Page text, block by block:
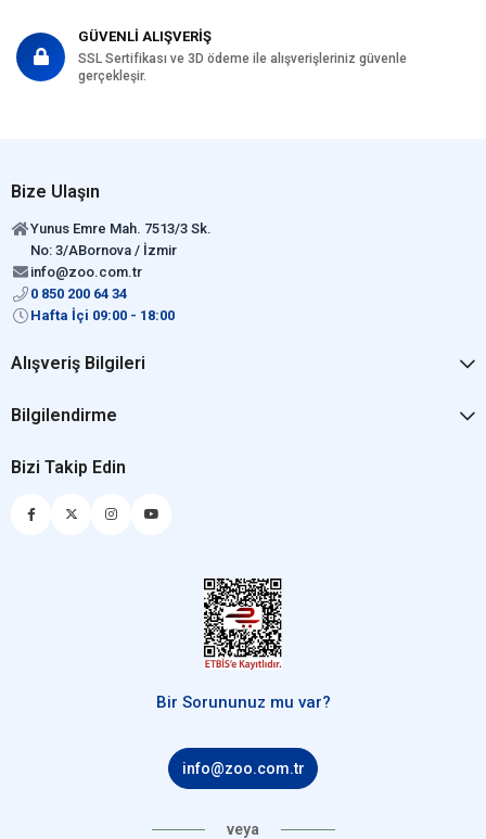
GÜVENLİ ALIŞVERİŞ
SSL Sertifikası ve 3D ödeme ile alışverişleriniz güvenle
gerçekleşir.
Bize Ulaşın
Yunus Emre Mah. 7513/3 Sk.
No: 3/ABornova / İzmir
info@zoo.com.tr
0 850 200 64 34
Hafta İçi 09:00 - 18:00
Alışveriş Bilgileri
Bilgilendirme
Bizi Takip Edin
Bir Sorununuz mu var?
info@zoo.com.tr
veya